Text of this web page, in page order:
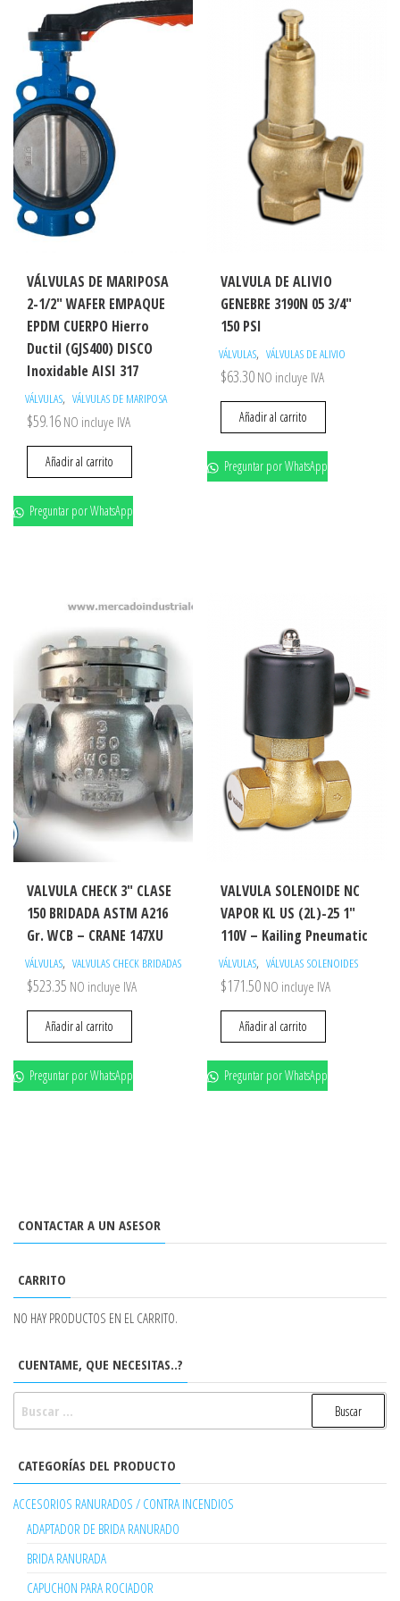
VÁLVULAS DE MARIPOSA
2-1/2″ WAFER EMPAQUE
EPDM CUERPO Hierro
Ductil (GJS400) DISCO
Inoxidable AISI 317
VÁLVULAS, VÁLVULAS DE MARIPOSA
$59.16 NO incluye IVA
Añadir al carrito
Preguntar por WhatsApp
VALVULA DE ALIVIO
GENEBRE 3190N 05 3/4″
150 PSI
VÁLVULAS, VÁLVULAS DE ALIVIO
$63.30 NO incluye IVA
Añadir al carrito
Preguntar por WhatsApp
VALVULA CHECK 3″ CLASE
150 BRIDADA ASTM A216
Gr. WCB – CRANE 147XU
VÁLVULAS, VALVULAS CHECK BRIDADAS
$523.35 NO incluye IVA
Añadir al carrito
Preguntar por WhatsApp
VALVULA SOLENOIDE NC
VAPOR KL US (2L)-25 1″
110V – Kailing Pneumatic
VÁLVULAS, VÁLVULAS SOLENOIDES
$171.50 NO incluye IVA
Añadir al carrito
Preguntar por WhatsApp
CONTACTAR A UN ASESOR
CARRITO
NO HAY PRODUCTOS EN EL CARRITO.
CUENTAME, QUE NECESITAS..?
CATEGORÍAS DEL PRODUCTO
ACCESORIOS RANURADOS / CONTRA INCENDIOS
ADAPTADOR DE BRIDA RANURADO
BRIDA RANURADA
CAPUCHON PARA ROCIADOR